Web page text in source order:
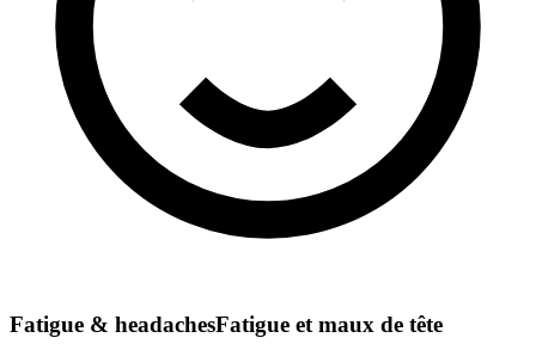
Fatigue & headachesFatigue et maux de tête